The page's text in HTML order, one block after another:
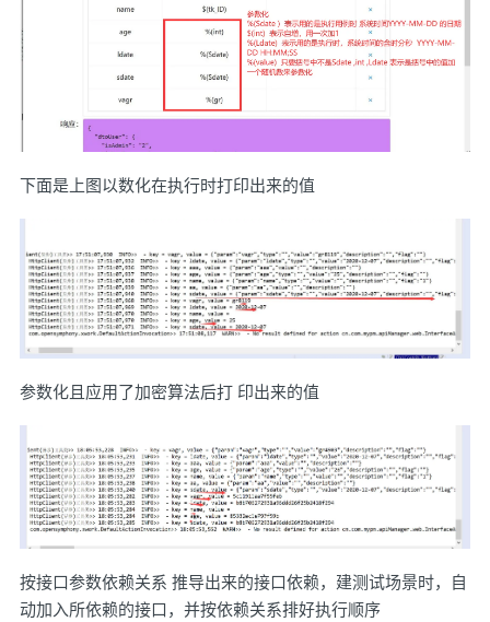
下面是上图以数化在执行时打印出来的值
参数化且应用了加密算法后打 印出来的值
按接口参数依赖关系 推导出来的接口依赖，建测试场景时，自
动加入所依赖的接口，并按依赖关系排好执行顺序